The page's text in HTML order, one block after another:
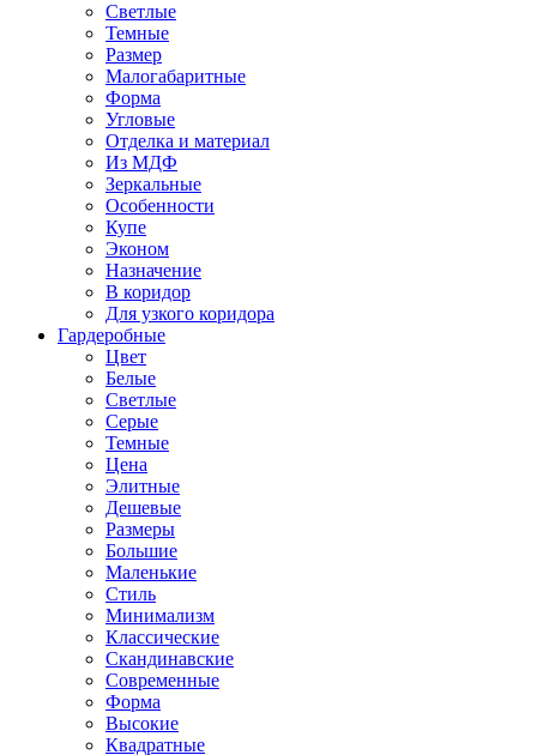
Светлые
Темные
Размер
Малогабаритные
Форма
Угловые
Отделка и материал
Из МДФ
Зеркальные
Особенности
Купе
Эконом
Назначение
В коридор
Для узкого коридора
Гардеробные
Цвет
Белые
Светлые
Серые
Темные
Цена
Элитные
Дешевые
Размеры
Большие
Маленькие
Стиль
Минимализм
Классические
Скандинавские
Современные
Форма
Высокие
Квадратные